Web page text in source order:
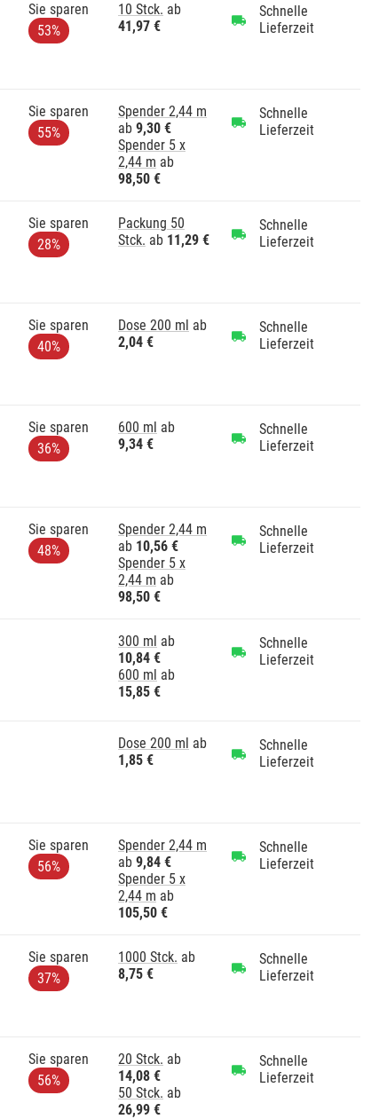
Sie sparen
53%
10 Stck. ab
41,97 €
Schnelle
Lieferzeit
Sie sparen
55%
Spender 2,44 m
ab 9,30 €
Spender 5 x
2,44 m ab
98,50 €
Schnelle
Lieferzeit
Sie sparen
28%
Packung 50
Stck. ab 11,29 €
Schnelle
Lieferzeit
Sie sparen
40%
Dose 200 ml ab
2,04 €
Schnelle
Lieferzeit
Sie sparen
36%
600 ml ab
9,34 €
Schnelle
Lieferzeit
Sie sparen
48%
Spender 2,44 m
ab 10,56 €
Spender 5 x
2,44 m ab
98,50 €
Schnelle
Lieferzeit
300 ml ab
10,84 €
600 ml ab
15,85 €
Schnelle
Lieferzeit
Dose 200 ml ab
1,85 €
Schnelle
Lieferzeit
Sie sparen
56%
Spender 2,44 m
ab 9,84 €
Spender 5 x
2,44 m ab
105,50 €
Schnelle
Lieferzeit
Sie sparen
37%
1000 Stck. ab
8,75 €
Schnelle
Lieferzeit
Sie sparen
56%
20 Stck. ab
14,08 €
50 Stck. ab
26,99 €
Schnelle
Lieferzeit